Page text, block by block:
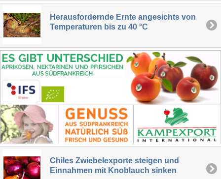
Herausfordernde Ernte angesichts von
Temperaturen bis zu 40 °C
Chiles Zwiebelexporte steigen und
Einnahmen mit Knoblauch sinken